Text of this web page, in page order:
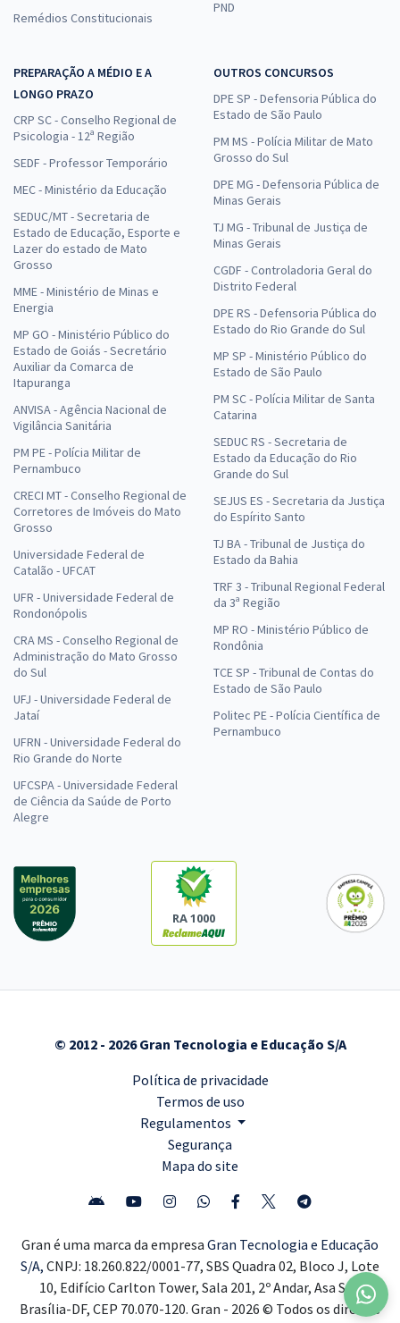
Remédios Constitucionais
PND
PREPARAÇÃO A MÉDIO E A
LONGO PRAZO
CRP SC - Conselho Regional de
Psicologia - 12ª Região
SEDF - Professor Temporário
MEC - Ministério da Educação
SEDUC/MT - Secretaria de
Estado de Educação, Esporte e
Lazer do estado de Mato
Grosso
MME - Ministério de Minas e
Energia
MP GO - Ministério Público do
Estado de Goiás - Secretário
Auxiliar da Comarca de
Itapuranga
ANVISA - Agência Nacional de
Vigilância Sanitária
PM PE - Polícia Militar de
Pernambuco
CRECI MT - Conselho Regional de
Corretores de Imóveis do Mato
Grosso
Universidade Federal de
Catalão - UFCAT
UFR - Universidade Federal de
Rondonópolis
CRA MS - Conselho Regional de
Administração do Mato Grosso
do Sul
UFJ - Universidade Federal de
Jataí
UFRN - Universidade Federal do
Rio Grande do Norte
UFCSPA - Universidade Federal
de Ciência da Saúde de Porto
Alegre
OUTROS CONCURSOS
DPE SP - Defensoria Pública do
Estado de São Paulo
PM MS - Polícia Militar de Mato
Grosso do Sul
DPE MG - Defensoria Pública de
Minas Gerais
TJ MG - Tribunal de Justiça de
Minas Gerais
CGDF - Controladoria Geral do
Distrito Federal
DPE RS - Defensoria Pública do
Estado do Rio Grande do Sul
MP SP - Ministério Público do
Estado de São Paulo
PM SC - Polícia Militar de Santa
Catarina
SEDUC RS - Secretaria de
Estado da Educação do Rio
Grande do Sul
SEJUS ES - Secretaria da Justiça
do Espírito Santo
TJ BA - Tribunal de Justiça do
Estado da Bahia
TRF 3 - Tribunal Regional Federal
da 3ª Região
MP RO - Ministério Público de
Rondônia
TCE SP - Tribunal de Contas do
Estado de São Paulo
Politec PE - Polícia Científica de
Pernambuco
RA 1000
© 2012 - 2026 Gran Tecnologia e Educação S/A
Política de privacidade
Termos de uso
Regulamentos
Segurança
Mapa do site
Gran é uma marca da empresa Gran Tecnologia e Educação
S/A, CNPJ: 18.260.822/0001-77, SBS Quadra 02, Bloco J, Lote
10, Edifício Carlton Tower, Sala 201, 2º Andar, Asa Sul,
Brasília-DF, CEP 70.070-120. Gran - 2026 © Todos os direitos